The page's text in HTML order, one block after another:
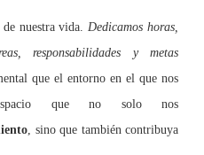
nuestra vida.Dedicamos horas,
responsabilidades y metas
que el entorno en el que nos
que no solo nos
, sino que también contribuya